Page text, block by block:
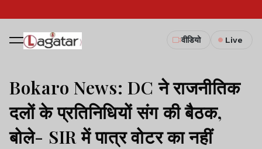
वीडियो Live
Bokaro News: DC ने राजनीतिक
दलों के प्रतिनिधियों संग की बैठक,
बोले- SIR में पात्र वोटर का नहीं